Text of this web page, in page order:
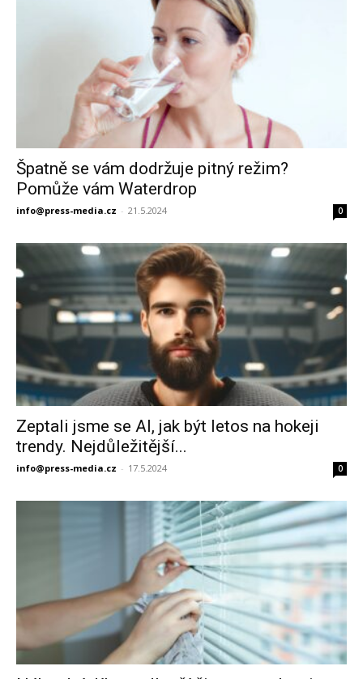
Špatně se vám dodržuje pitný režim?
Pomůže vám Waterdrop
info@press-media.cz - 21.5.2024 0
Zeptali jsme se AI, jak být letos na hokeji
trendy. Nejdůležitější...
info@press-media.cz - 17.5.2024 0